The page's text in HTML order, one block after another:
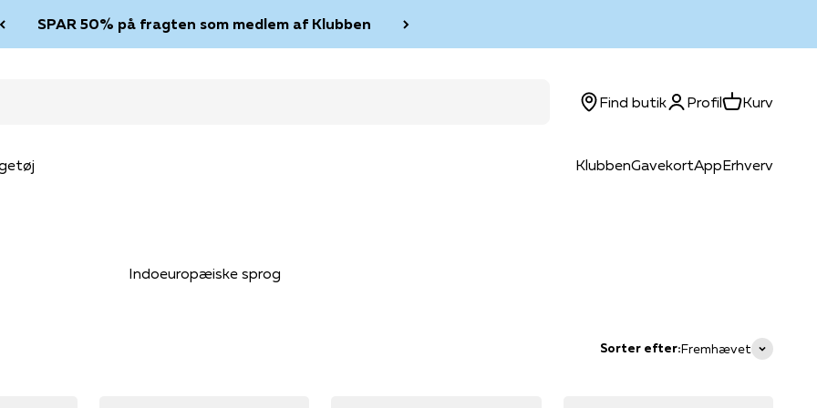
SPAR 50% på fragten som medlem af Klubben
KlubbenGavekortAppErhverv
Find butikLog ind
ProfilKurvKurv
Indoeuropæiske sprog
Sorter efter:Fremhævet